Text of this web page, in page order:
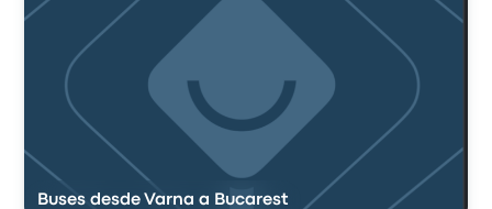
Buses desde Varna a Bucarest